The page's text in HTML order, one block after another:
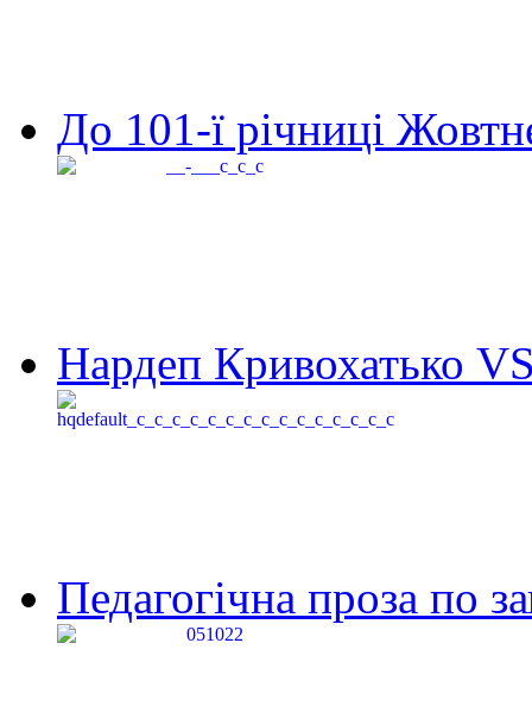
До 101-ї річниці
Нардеп Кривохатько
Педагогічна проза по